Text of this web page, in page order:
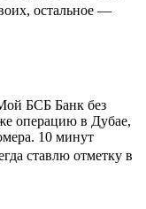
остальное —
БСБ Банк без
операцию в Дубае,
10 минут
ставлю отметку в